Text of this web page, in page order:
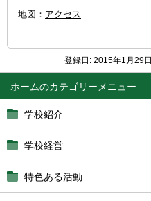
ホーム
学校紹介
学校経営
特色ある活動
地図： アクセス
登録日: 2015年1月29日